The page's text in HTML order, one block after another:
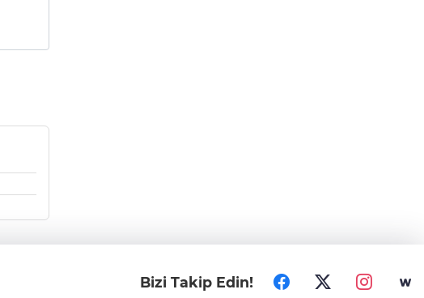
Bizi Takip Edin!